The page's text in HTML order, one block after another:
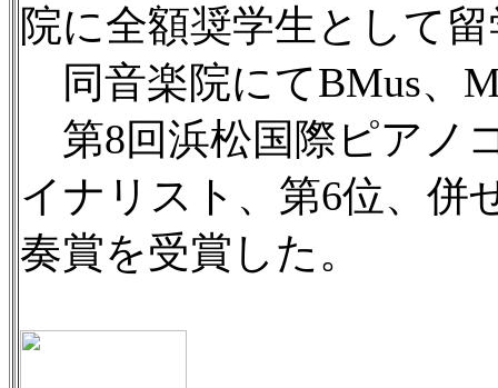
院に全額奨学生として
同音楽院にてBMus、
第8回浜松国際ピアノ
イナリスト、第6位、併
奏賞を受賞した。